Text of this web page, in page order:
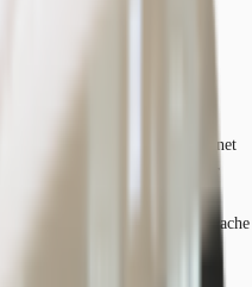
Die 1-a Lage zeichnet
Hauptbahnhof und der
Turm rund 6.794,32 m²
zur Verfügung. Durch Absprache
gestaltet werden.
zur Besichtigung!